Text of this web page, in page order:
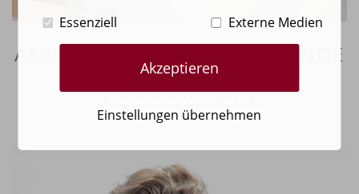
ÄSTHETISCHE ZAHNHEILKUNDE
MEHR ERFAHREN
Essenziell Externe Medien
Akzeptieren
Einstellungen übernehmen